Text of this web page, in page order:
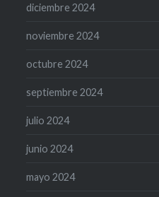
diciembre 2024
noviembre 2024
octubre 2024
septiembre 2024
julio 2024
junio 2024
mayo 2024